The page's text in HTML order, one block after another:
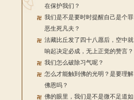
在保护我们？
我们是不是要时时提醒自己是个罪
恶生死凡夫？
法藏比丘发了四十八愿后，空中就
响起决定必成，无上正觉的赞言？
我们怎么破除习气呢？
怎么才能触到佛的光明？是要理解
佛恩吗？
佛的眼里，我们是不是微不足道如